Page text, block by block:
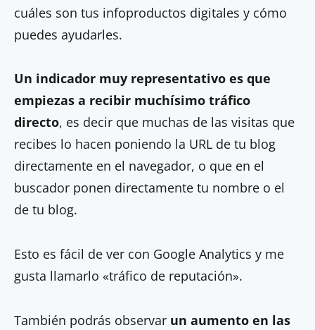
cuáles son tus infoproductos digitales y cómo
puedes ayudarles.
Un indicador muy representativo es que
empiezas a recibir muchísimo tráfico
directo, es decir que muchas de las visitas que
recibes lo hacen poniendo la URL de tu blog
directamente en el navegador, o que en el
buscador ponen directamente tu nombre o el
de tu blog.
Esto es fácil de ver con Google Analytics y me
gusta llamarlo «tráfico de reputación».
También podrás observar un aumento en las